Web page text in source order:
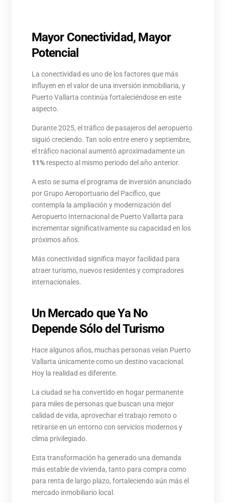
Mayor Conectividad, Mayor
Potencial
La conectividad es uno de los factores que más
influyen en el valor de una inversión inmobiliaria, y
Puerto Vallarta continúa fortaleciéndose en este
aspecto.
Durante 2025, el tráfico de pasajeros del aeropuerto
siguió creciendo. Tan solo entre enero y septiembre,
el tráfico nacional aumentó aproximadamente un
11%respecto al mismo periodo del año anterior.
A esto se suma el programa de inversión anunciado
por Grupo Aeroportuario del Pacífico, que
contempla la ampliación y modernización del
Aeropuerto Internacional de Puerto Vallarta para
incrementar significativamente su capacidad en los
próximos años.
Más conectividad significa mayor facilidad para
atraer turismo, nuevos residentes y compradores
internacionales.
Un Mercado que Ya No
Depende Sólo del Turismo
Hace algunos años, muchas personas veían Puerto
Vallarta únicamente como un destino vacacional.
Hoy la realidad es diferente.
La ciudad se ha convertido en hogar permanente
para miles de personas que buscan una mejor
calidad de vida, aprovechar el trabajo remoto o
retirarse en un entorno con servicios modernos y
clima privilegiado.
Esta transformación ha generado una demanda
más estable de vivienda, tanto para compra como
para renta de largo plazo, fortaleciendo aún más el
mercado inmobiliario local.